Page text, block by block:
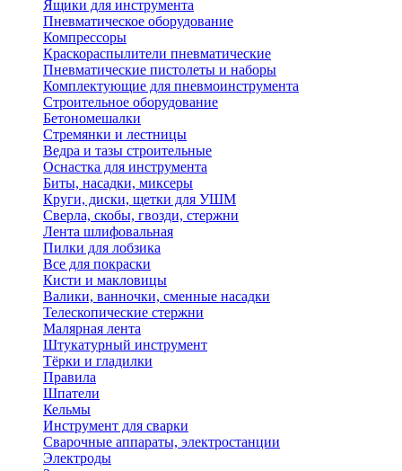
Ящики для инструмента
Пневматическое оборудование
Компрессоры
Краскораспылители пневматические
Пневматические пистолеты и наборы
Комплектующие для пневмоинструмента
Строительное оборудование
Бетономешалки
Стремянки и лестницы
Ведра и тазы строительные
Оснастка для инструмента
Биты, насадки, миксеры
Круги, диски, щетки для УШМ
Сверла, скобы, гвозди, стержни
Лента шлифовальная
Пилки для лобзика
Все для покраски
Кисти и макловицы
Валики, ванночки, сменные насадки
Телескопические стержни
Малярная лента
Штукатурный инструмент
Тёрки и гладилки
Правила
Шпатели
Кельмы
Инструмент для сварки
Сварочные аппараты, электростанции
Электроды